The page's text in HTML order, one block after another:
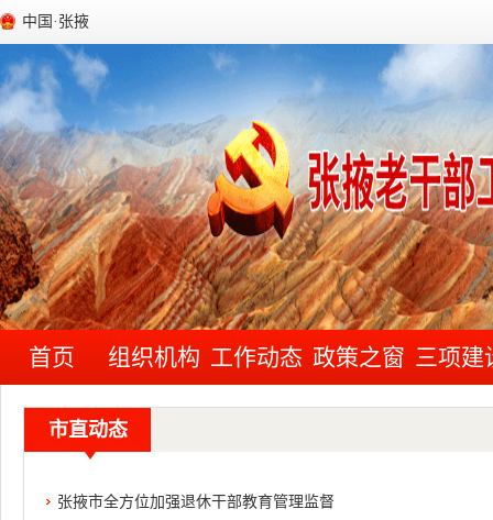
中国·张掖
首页 组织机构 工作动态 政策之窗 三项建
市直动态
张掖市全方位加强退休干部教育管理监督